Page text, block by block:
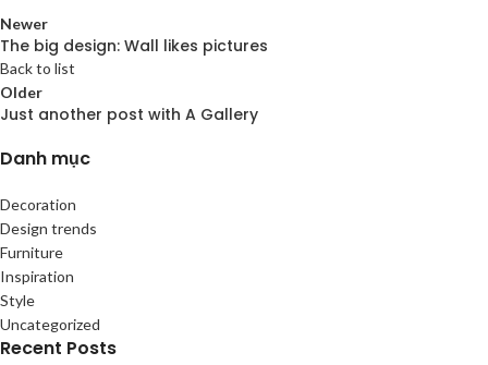
Newer
The big design: Wall likes pictures
Back to list
Older
Just another post with A Gallery
Danh mục
Decoration
Design trends
Furniture
Inspiration
Style
Uncategorized
Recent Posts